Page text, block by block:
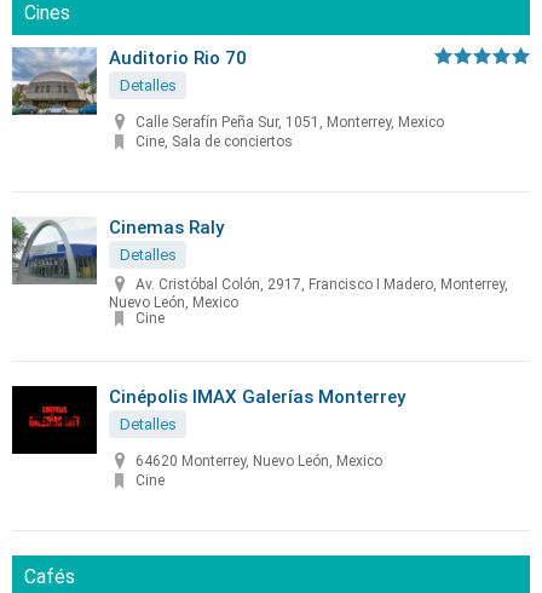
Cines
Auditorio Rio 70
Detalles
Calle Serafín Peña Sur, 1051, Monterrey, Mexico
Cine, Sala de conciertos
Cinemas Raly
Detalles
Av. Cristóbal Colón, 2917, Francisco I Madero, Monterrey,
Nuevo León, Mexico
Cine
Cinépolis IMAX Galerías Monterrey
Detalles
64620 Monterrey, Nuevo León, Mexico
Cine
Cafés